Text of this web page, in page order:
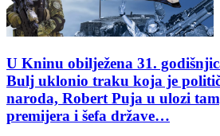
U Kninu obilježena 31.
Bulj uklonio traku koja je
naroda, Robert Puja u ulozi
premijera i šefa države…